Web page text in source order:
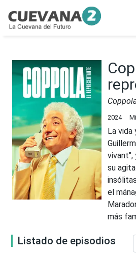
2024
La vida
vivant",
su
el
más
Listado de episodios